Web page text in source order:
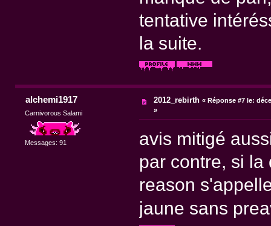
tentative
la suite.
alchemi1917
Carnivorous Salami
Messages: 91
2012_rebirth «Réponse #7 le:
»
avis mitigé
par contre, si
reason
jaune sans